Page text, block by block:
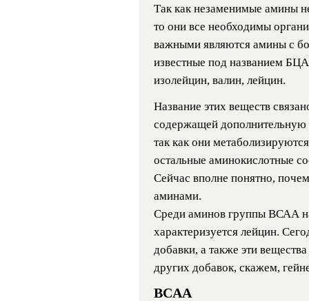
Так как незаменимые амины
то они все необходимы
важными являются амины с
известные под названием
изолейцин, валин, лейцин.
Название этих веществ
содержащей
так как они
остальные аминокислотные
Сейчас вполне понятно,
аминами.
Среди аминов группы ВСАА
характеризуется лейцин.
добавки, а также эти
других добавок, скажем,
BCAA